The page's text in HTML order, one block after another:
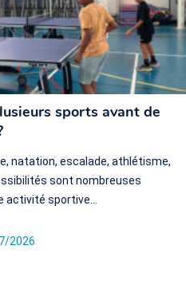
sports avant de
natation, escalade, athlétisme,
sont nombreuses
activité sportive…
2026